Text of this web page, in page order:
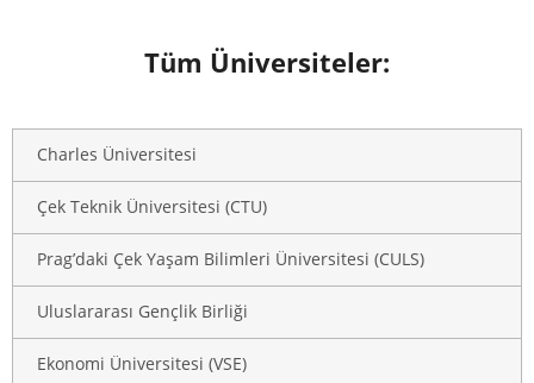
Tüm Üniversiteler:
Charles Üniversitesi
Çek Teknik Üniversitesi (CTU)
Prag’daki Çek Yaşam Bilimleri Üniversitesi (CULS)
Uluslararası Gençlik Birliği
Ekonomi Üniversitesi (VSE)